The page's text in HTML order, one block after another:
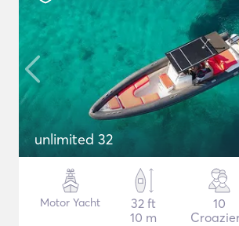
unlimited 32
Motor Yacht
32 ft
10 m
10